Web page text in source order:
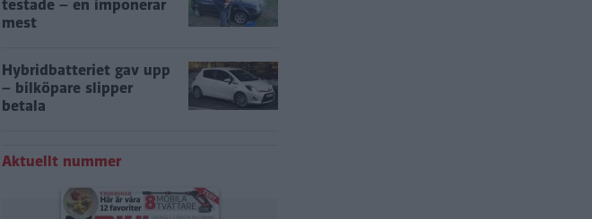
testade – en imponerar
mest
Hybridbatteriet gav upp
– bilköpare slipper
betala
Aktuellt nummer